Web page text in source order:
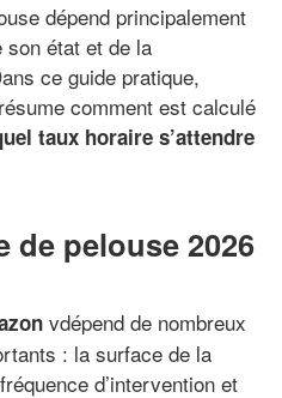
dépend principalement
état et de la
ce guide pratique,
comment est calculé
taux horaire s’attendre
de pelouse 2026
vdépend de nombreux
: la surface de la
d’intervention et